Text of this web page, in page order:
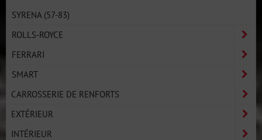
SYRENA (57-83)
ROLLS-ROYCE
FERRARI
SMART
CARROSSERIE DE RENFORTS
EXTÉRIEUR
INTÉRIEUR